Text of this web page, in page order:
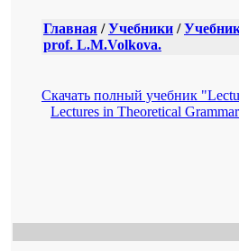
Главная /Учебники /
prof. L.M.Volkova.
Скачать полный учебник
Lectures in Theoretical